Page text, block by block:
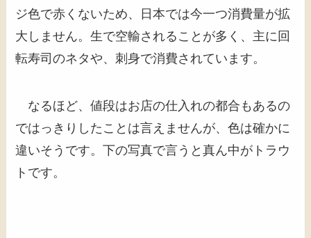
ジ色で赤くないため、日本では今一つ消費量が拡
大しません。生で空輸されることが多く、主に回
転寿司のネタや、刺身で消費されています。
なるほど、値段はお店の仕入れの都合もあるの
ではっきりしたことは言えませんが、色は確かに
違いそうです。下の写真で言うと真ん中がトラウ
トです。